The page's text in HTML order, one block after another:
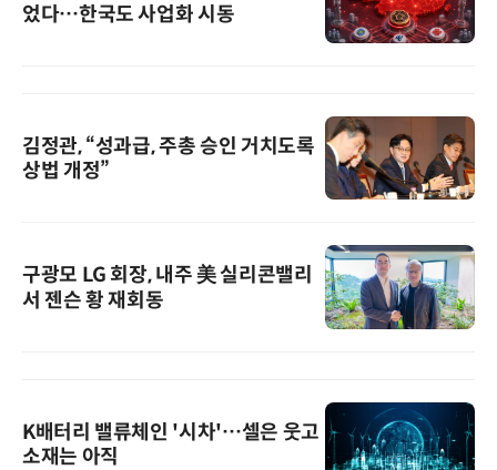
었다…한국도 사업화 시동
김정관, “성과급, 주총 승인 거치도록
상법 개정”
구광모 LG 회장, 내주 美 실리콘밸리
서 젠슨 황 재회동
K배터리 밸류체인 '시차'…셀은 웃고
소재는 아직